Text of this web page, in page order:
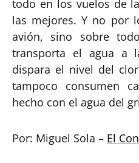
todo en los vuelos de
las mejores. Y no por
avión, sino sobre
transporta el agua a
dispara el nivel del
tampoco consumen
hecho con el agua del
Por: Miguel Sola – El